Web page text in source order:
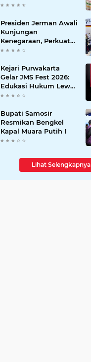
Presiden Jerman Awali
Kunjungan
Kenegaraan, Perkuat
Kemitraan Strategis
Kejari Purwakarta
Gelar JMS Fest 2026:
Edukasi Hukum Lewat
Kreativitas Pelajar
Bupati Samosir
Resmikan Bengkel
Kapal Muara Putih I
Lihat Selengkapnya